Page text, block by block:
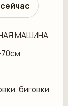
МАШИНА
биговки,